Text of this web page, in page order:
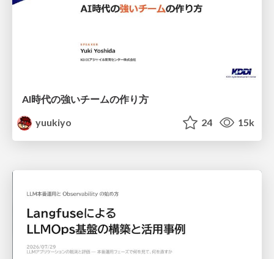
AI時代の強いチームの作り方
yuukiyo
24 15k